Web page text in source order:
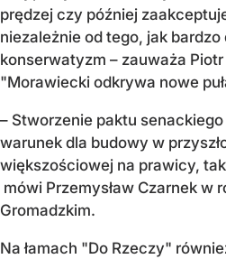
prędzej czy później
niezależnie od tego, jak
konserwatyzm – zauważa
"Morawiecki odkrywa nowe
– Stworzenie paktu
warunek dla budowy w
większościowej na prawicy,
mówi Przemysław Czarnek w
Gromadzkim.
Na łamach "Do Rzeczy"